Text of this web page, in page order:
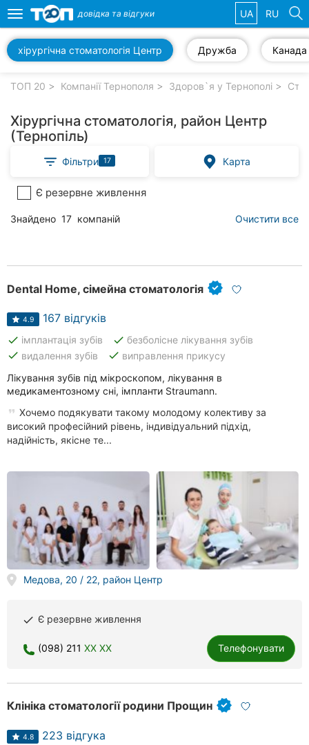
компанії
Популярні
рубрики:
Автошколи
Приватні
Стоматології
клініки
Ресторани
Всі
рубрики
Всі
Тернопіль
Вінниця
Житомир
Toggle
navigation
довідка та відгуки UA RU
хірургічна стоматологія Центр Дружба Канада
ТОП 20 Компанії Тернополя Здоров`я у Тернополі
Хірургічна стоматологія, район Центр
(Тернопіль)
Фільтри 17 Карта
Є резервне живлення
Знайдено 17 компаній Очистити все
Dental Home, сімейна стоматологія
4.9 167 відгуків
done імплантація зубів done безболісне лікування зубів
done видалення зубів done виправлення прикусу
Лікування зубів під мікроскопом, лікування в
медикаментозному сні, імпланти Straumann.
Хочемо подякувати такому молодому колективу за
високий професійний рівень, індивідуальний підхід,
надійність, якісне те...
Медова, 20 / 22, район Центр
done Є резервне живлення
(098) 211 XX XX Телефонувати
Клініка стоматології родини Прощин
4.8 223 відгука